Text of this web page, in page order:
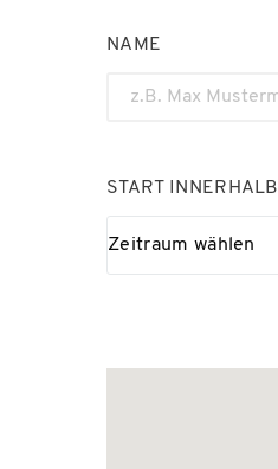
NAME
START INNERHALB
Zeitraum wählen